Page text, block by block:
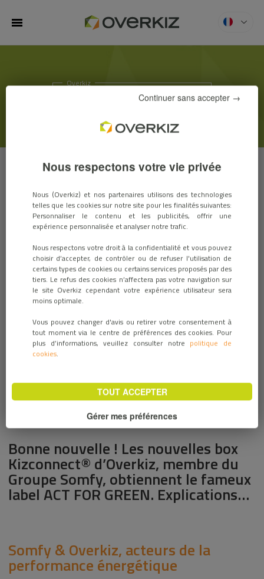
MENU
Overkiz
ACTUS & SALONS
SALONS
Les box Kizconnect® labellisées ACT
FOR GREEN®
22 décembre 2022 / INNOVATION PRODUITS
Bonne nouvelle ! Les nouvelles box
Kizconnect® d’Overkiz, membre du
Groupe Somfy, obtiennent le fameux
label ACT FOR GREEN. Explications…
Somfy & Overkiz, acteurs de la
performance énergétique
Nous respectons votre vie privée
Nous (Overkiz) et nos partenaires utilisons des technologies
telles que les cookies sur notre site pour les finalités suivantes:
Personnaliser le contenu et les publicités, offrir une
expérience personnalisée et analyser notre trafic.
Nous respectons votre droit à la confidentialité et vous pouvez
choisir d’accepter, de contrôler ou de refuser l'utilisation de
certains types de cookies ou certains services proposés par des
tiers. Le refus des cookies n’affectera pas votre navigation sur
le site Overkiz cependant votre expérience utilisateur sera
moins optimale.
Vous pouvez changer d'avis ou retirer votre consentement à
tout moment via le centre de préférences des cookies. Pour
plus d’informations, veuillez consulter notre politique de
cookies.
Continuer sans accepter →
TOUT ACCEPTER
Gérer mes préférences